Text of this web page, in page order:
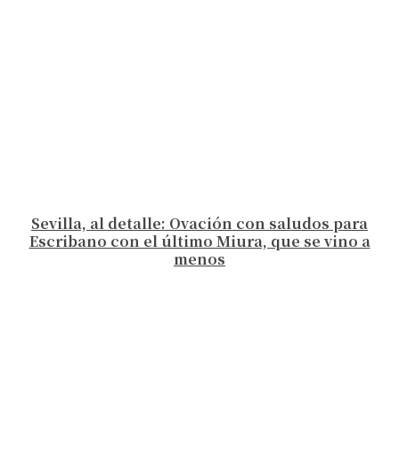
Sevilla, al detalle: Ovación con saludos para
Escribano con el último Miura, que se vino a
menos